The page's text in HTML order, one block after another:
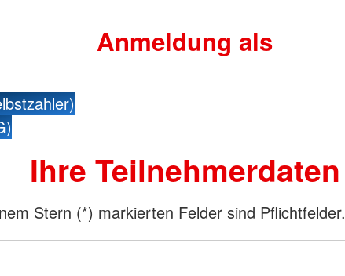
Anmeldung als
Ihre Teilnehmerdaten
Stern (*) markierten Felder sind Pflichtfelder.